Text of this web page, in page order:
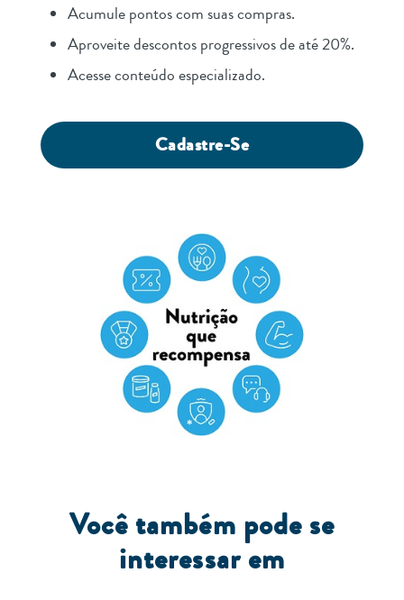
Acumule pontos com suas compras.
Aproveite descontos progressivos de até 20%.
Acesse conteúdo especializado.
Cadastre-Se
Você também pode se
interessar em